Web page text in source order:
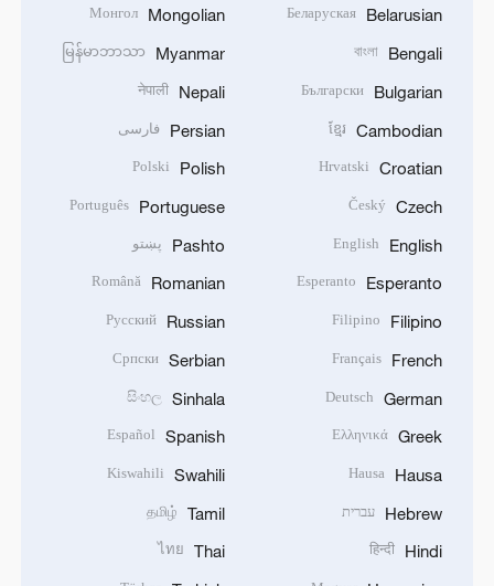
Belarusian
Беларуская
Bengali
বাংলা
Bulgarian
Български
Cambodian
ខ្មែរ
Croatian
Hrvatski
Czech
Český
English
English
Esperanto
Esperanto
Filipino
Filipino
French
Français
German
Deutsch
Greek
Ελληνικά
Hausa
Hausa
Hebrew עברית
Hindi
हिन्दी
Mongolian
Монгол
Myanmar
မြန်မာဘာသာ
Nepali
नेपाली
Persian فارسی
Polish
Polski
Portuguese
Português
Pashto پښتو
Romanian
Română
Russian
Русский
Serbian
Српски
Sinhala
සිංහල
Spanish
Español
Swahili
Kiswahili
Tamil
தமிழ்
Thai
ไทย